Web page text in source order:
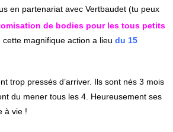
en partenariat avec Vertbaudet (tu peux
de bodies pour les tous petits
cette magnifique action a lieu du 15
trop pressés d’arriver. Ils sont nés 3 mois
du mener tous les 4. Heureusement ses
à vie !